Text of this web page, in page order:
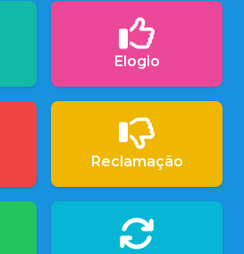
Elogio
Reclamação